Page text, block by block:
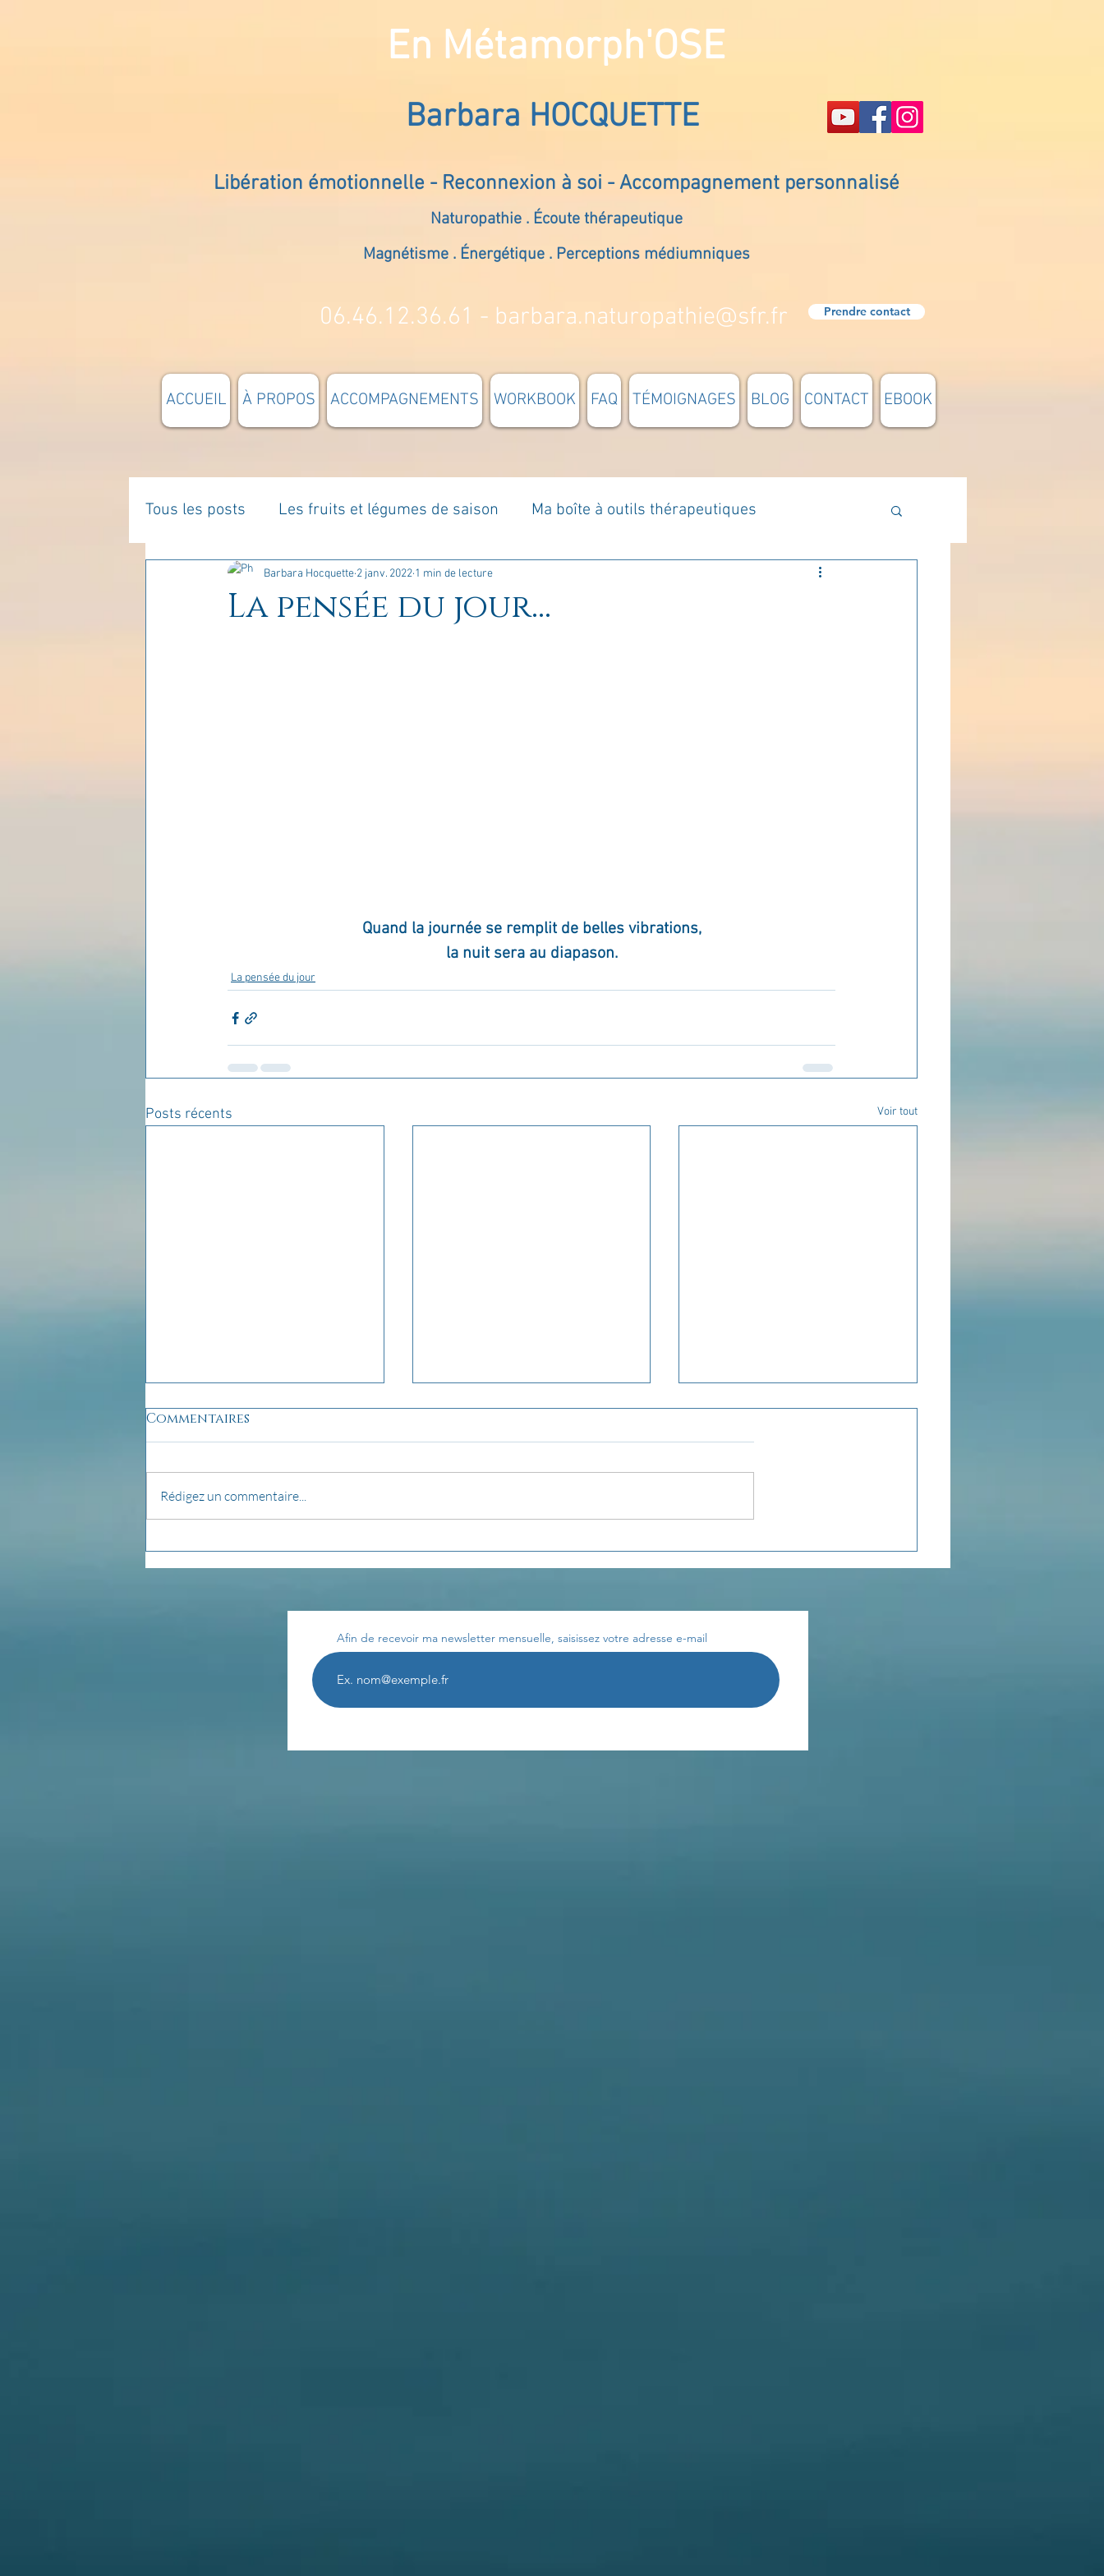
En Métamorph'OSE
Barbara HOCQUETTE
Libération émotionnelle - Reconnexion à soi - Accompagnement personnalisé
Naturopathie . Écoute thérapeutique
Magnétisme . Énergétique . Perceptions médiumniques
06.46.12.36.61 - barbara.naturopathie@sfr.fr Prendre contact
ACCUEIL À PROPOS ACCOMPAGNEMENTS WORKBOOK FAQ TÉMOIGNAGES BLOG CONTACT EBOOK
Tous les posts Les fruits et légumes de saison Ma boîte à outils thérapeutiques
La parentalité De vous à moi... Rome : voyage Méthodologie
La pensée du jour...
Barbara Hocquette 2 janv. 2022 1 min de lecture
Quand la journée se remplit de belles vibrations,
la nuit sera au diapason.
La pensée du jour
Posts récents Voir tout
pensée du jour...
La pensée du jour... La pensée du jour...
Commentaires
Rédigez un commentaire...
Afin de recevoir ma newsletter mensuelle, saisissez votre adresse e-mail